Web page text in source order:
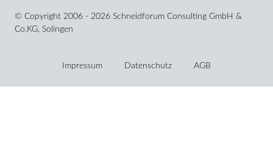
© Copyright 2006 - 2026 Schneidforum Consulting GmbH &
Co.KG, Solingen
überspringen
Impressum Datenschutz AGB